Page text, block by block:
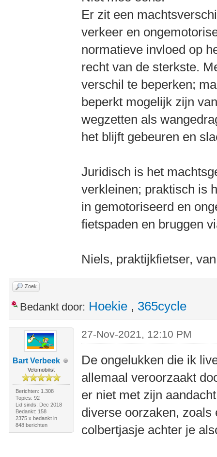
Er zit een
verkeer en
normatieve invloed op
recht van de sterkste.
verschil te beperken;
beperkt mogelijk zijn
wegzetten als
het blijft gebeuren en
Juridisch is het
verkleinen; praktisch is
in gemotoriseerd en
fietspaden en bruggen
Niels, praktijkfietser,
Zoek
Bedankt door: Hoekie , 365cycle
Bart Verbeek
Velomobilist
Berichten: 1.308
Topics: 92
Lid sinds: Dec 2018
Bedankt: 158
2375 x bedankt in
848 berichten
27-Nov-2021, 12:10 PM
De ongelukken die ik
allemaal veroorzaakt
er niet met zijn
diverse oorzaken,
colbertjasje achter je